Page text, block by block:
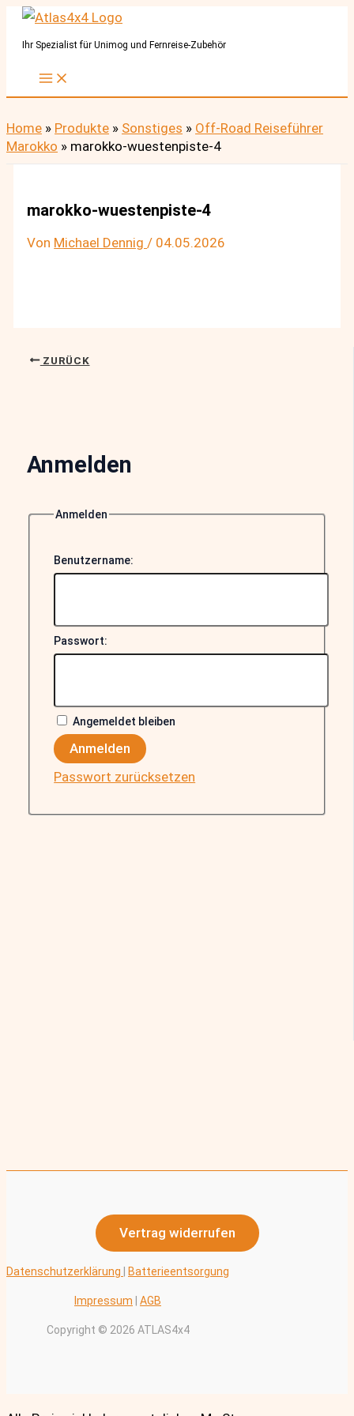
Zum
InhaltIhr Spezialist für Unimog und Fernreise-Zubehör
Home » Produkte » Sonstiges » Off-Road Reiseführer
Marokko » marokko-wuestenpiste-4
marokko-wuestenpiste-4
Von Michael Dennig/ 04.05.2026
ZURÜCK
Anmelden
Anmelden
Benutzername:
Passwort:
Angemeldet bleiben
Anmelden
Passwort zurücksetzen
Vertrag widerrufen
Datenschutzerklärung Batterieentsorgung
Impressum AGB
Copyright © 2026 ATLAS4x4